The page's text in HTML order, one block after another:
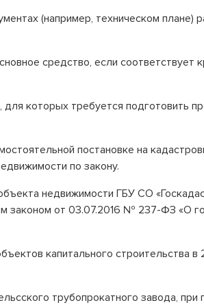
(например, техническом плане)
средство, если соответствует
которых требуется подготовить
постановке на
по закону.
недвижимости ГБУ СО
законом от 03.07.2016 № 237-ФЗ «О
капитального строительства
трубопрокатного завода, при